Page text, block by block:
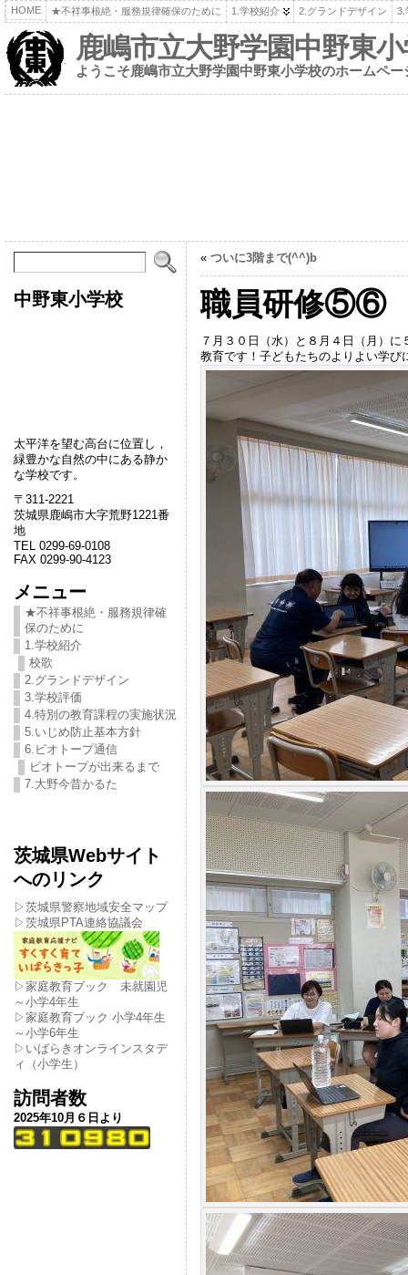
HOME ★不祥事根絶・服務規律確保のために 1.学校紹介 2.グランドデザイン 3.
鹿嶋市立大野学園中野東
ようこそ鹿嶋市立大野学園中野東小学校のホームペー
中野東小学校
太平洋を望む高台に位置し，
緑豊かな自然の中にある静か
な学校です。
〒311-2221
茨城県鹿嶋市大字荒野1221番
地
TEL 0299-69-0108
FAX 0299-90-4123
メニュー
★不祥事根絶・服務規律確
保のために
1.学校紹介
校歌
2.グランドデザイン
3.学校評価
4.特別の教育課程の実施状況
5.いじめ防止基本方針
6.ビオトープ通信
ビオトープが出来るまで
7.大野今昔かるた
茨城県Webサイト
へのリンク
▷茨城県警察地域安全マップ
▷茨城県PTA連絡協議会
▷家庭教育ブック 未就園児
～小学4年生
▷家庭教育ブック 小学4年生
～小学6年生
▷いばらきオンラインスタデ
ィ（小学生）
訪問者数
2025年10月６日より
« ついに3階まで(^^)b
職員研修⑤⑥
７月３０日（水）と８月４日（月）
教育です！子どもたちのよりよい学び